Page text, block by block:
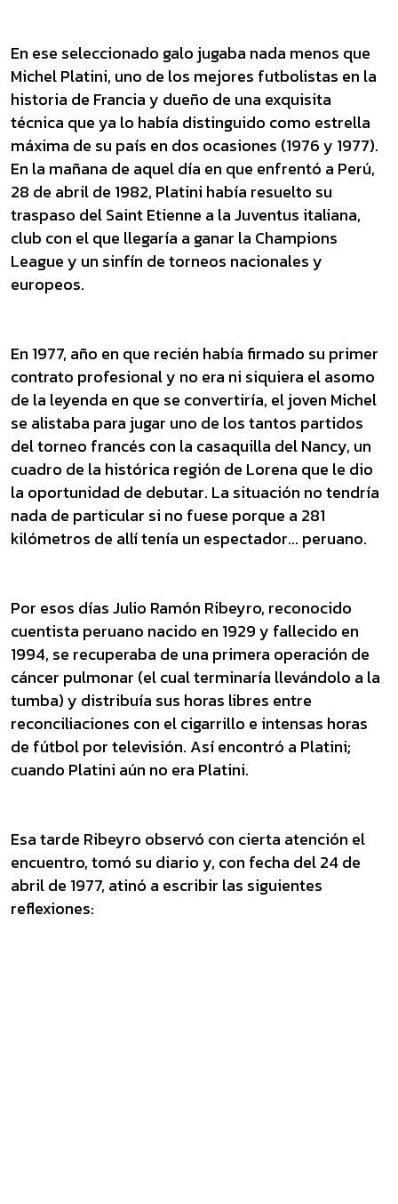
En ese seleccionado galo jugaba nada menos que
Michel Platini, uno de los mejores futbolistas en la
historia de Francia y dueño de una exquisita
técnica que ya lo había distinguido como estrella
máxima de su país en dos ocasiones (1976 y 1977).
En la mañana de aquel día en que enfrentó a Perú,
28 de abril de 1982, Platini había resuelto su
traspaso del Saint Etienne a la Juventus italiana,
club con el que llegaría a ganar la Champions
League y un sinfín de torneos nacionales y
europeos.
En 1977, año en que recién había firmado su primer
contrato profesional y no era ni siquiera el asomo
de la leyenda en que se convertiría, el joven Michel
se alistaba para jugar uno de los tantos partidos
del torneo francés con la casaquilla del Nancy, un
cuadro de la histórica región de Lorena que le dio
la oportunidad de debutar. La situación no tendría
nada de particular si no fuese porque a 281
kilómetros de allí tenía un espectador... peruano.
Por esos días Julio Ramón Ribeyro, reconocido
cuentista peruano nacido en 1929 y fallecido en
1994, se recuperaba de una primera operación de
cáncer pulmonar (el cual terminaría llevándolo a la
tumba) y distribuía sus horas libres entre
reconciliaciones con el cigarrillo e intensas horas
de fútbol por televisión. Así encontró a Platini;
cuando Platini aún no era Platini.
Esa tarde Ribeyro observó con cierta atención el
encuentro, tomó su diario y, con fecha del 24 de
abril de 1977, atinó a escribir las siguientes
reflexiones: